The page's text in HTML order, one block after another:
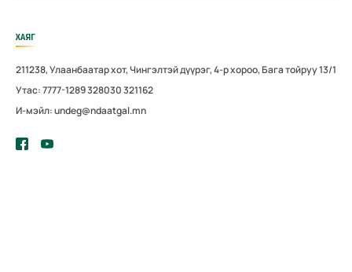
ХАЯГ
211238, Улаанбаатар хот, Чингэлтэй дүүрэг, 4-р хороо, Бага тойруу 13/1
Утас: 7777-1289 328030 321162
И-мэйл: undeg@ndaatgal.mn